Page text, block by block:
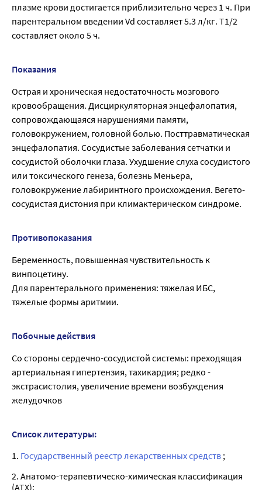
плазме крови достигается приблизительно через 1 ч. При
парентеральном введении Vd составляет 5.3 л/кг. T1/2
составляет около 5 ч.
Показания
Острая и хроническая недостаточность мозгового
кровообращения. Дисциркуляторная энцефалопатия,
сопровождающаяся нарушениями памяти,
головокружением, головной болью. Посттравматическая
энцефалопатия. Сосудистые заболевания сетчатки и
сосудистой оболочки глаза. Ухудшение слуха сосудистого
или токсического генеза, болезнь Меньера,
головокружение лабиринтного происхождения. Вегето-
сосудистая дистония при климактерическом синдроме.
Противопоказания
Беременность, повышенная чувствительность к
винпоцетину.
Для парентерального применения: тяжелая ИБС,
тяжелые формы аритмии.
Побочные действия
Со стороны сердечно-сосудистой системы: преходящая
артериальная гипертензия, тахикардия; редко -
экстрасистолия, увеличение времени возбуждения
желудочков
Список литературы:
1. Государственный реестр лекарственных средств ;
2. Анатомо-терапевтическо-химическая классификация
(ATX);